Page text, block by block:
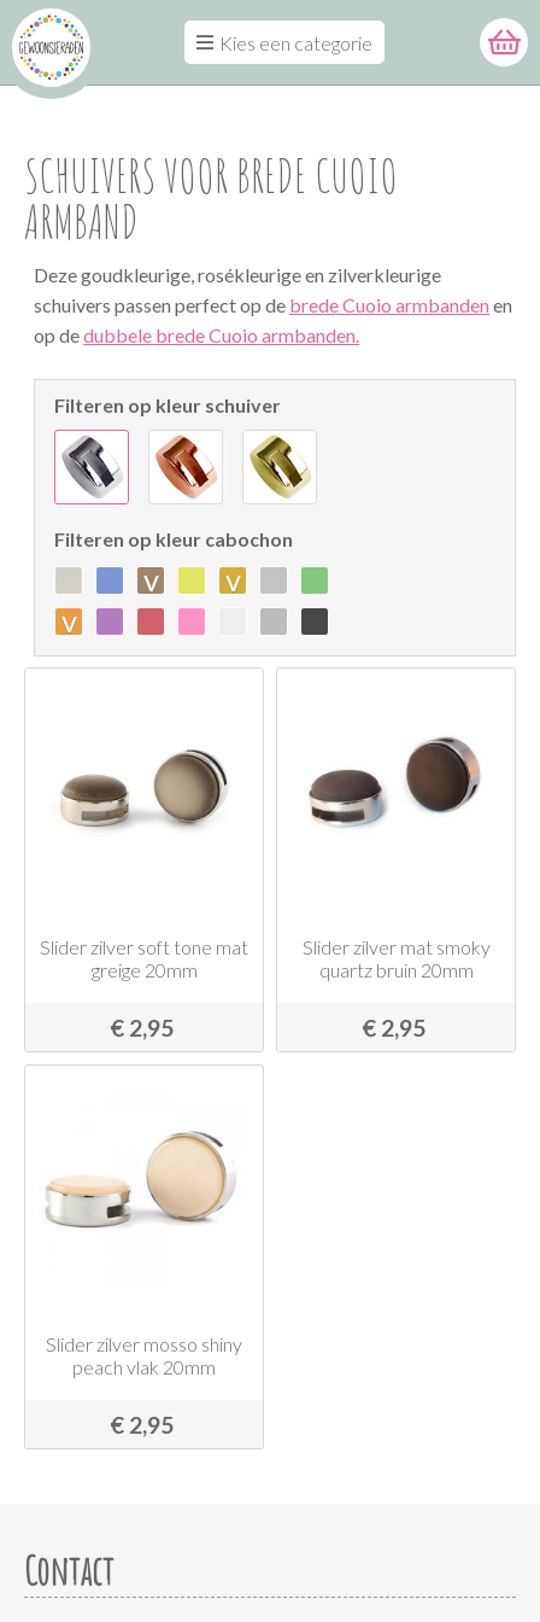
Kies een categorie
SCHUIVERS VOOR BREDE CUOIO
ARMBAND
Deze goudkleurige, rosékleurige en zilverkleurige
schuivers passen perfect op de brede Cuoio armbanden en
op dedubbele brede Cuoio armbanden.
Filteren op kleur schuiver
Filteren op kleur cabochon
v
v
v
Slider zilver soft tone mat
greige 20mm
€ 2,95
Slider zilver mat smoky
quartz bruin 20mm
€ 2,95
Slider zilver mosso shiny
peach vlak 20mm
€ 2,95
Contact